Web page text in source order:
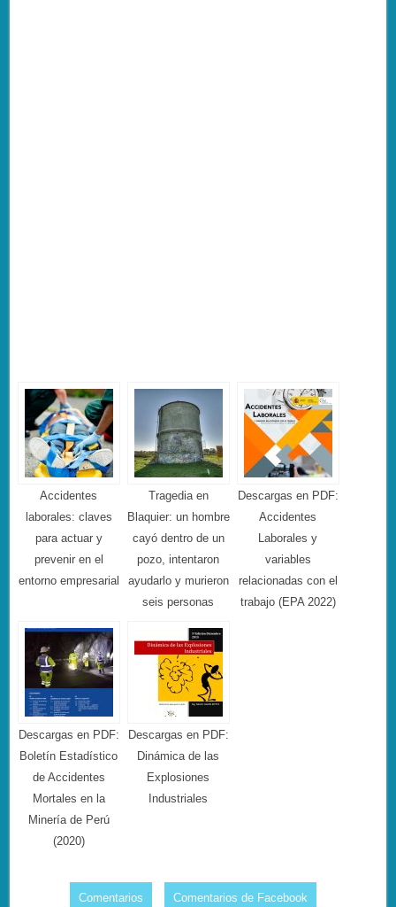
Accidentes
laborales: claves
para actuar y
prevenir en el
entorno empresarial
Tragedia en
Blaquier: un hombre
cayó dentro de un
pozo, intentaron
ayudarlo y murieron
seis personas
Descargas en PDF:
Accidentes
Laborales y
variables
relacionadas con el
trabajo (EPA 2022)
Descargas en PDF:
Boletín Estadístico
de Accidentes
Mortales en la
Minería de Perú
(2020)
Descargas en PDF:
Dinámica de las
Explosiones
Industriales
Comentarios Comentarios de Facebook